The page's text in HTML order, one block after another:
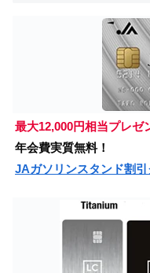
最大12,000円相当プレゼ
年会費実質無料！
JAガソリンスタンド割